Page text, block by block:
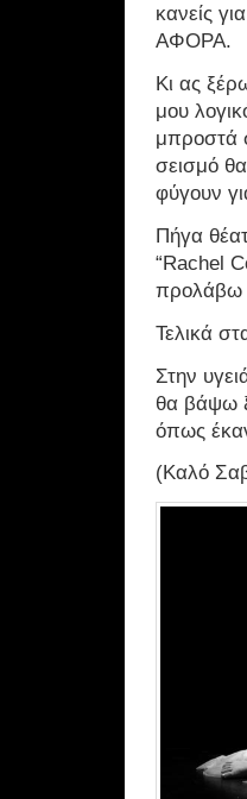
κανείς
ΑΦΟΡΑ.
Κι ας
μου
μπροστά
σεισμό
φύγουν
Πήγα
“Rachel
προλάβω
Τελικά
Στην
θα βάψω
όπως
(Καλό